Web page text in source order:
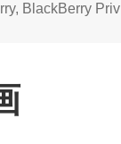
, BlackBerry Priv